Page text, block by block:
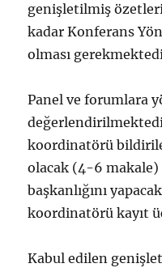
genişletilmiş
kadar Konferans
olması
Panel ve forumlara
koordinatörü
olacak (4-6
başkanlığını
koordinatörü kayıt
Kabul edilen